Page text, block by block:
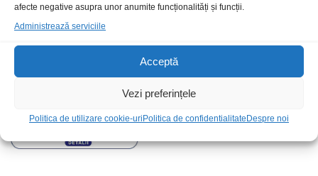
afecte negative asupra unor anumite funcționalități și funcții.
Administrează serviciile
Acceptă
Vezi preferințele
Politica de utilizare cookie-uri Politica de confidentialitate Despre noi
Contact
Locatia magazinului